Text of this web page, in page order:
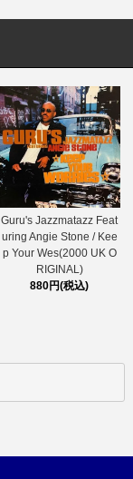
Guru's Jazzmatazz Feat
uring Angie Stone / Kee
p Your Wes(2000 UK O
RIGINAL)
880円(税込)